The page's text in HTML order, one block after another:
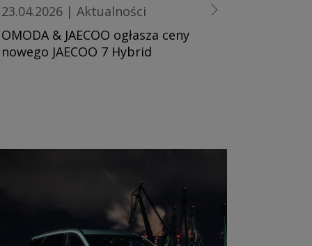
23.04.2026 | Aktualności
OMODA & JAECOO ogłasza ceny
nowego JAECOO 7 Hybrid